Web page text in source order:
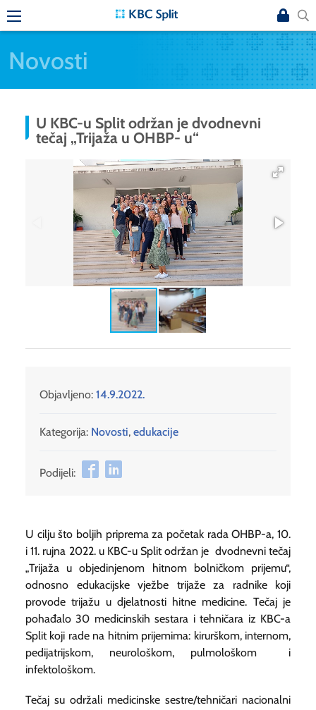
Novosti
U KBC-u Split održan je dvodnevni
tečaj „Trijaža u OHBP- u“
Objavljeno: 14.9.2022.
Kategorija: Novosti, edukacije
Podijeli:
U cilju što boljih priprema za početak rada OHBP-a, 10.
i 11. rujna 2022. u KBC-u Split održan je dvodnevni tečaj
„Trijaža u objedinjenom hitnom bolničkom prijemu“,
odnosno edukacijske vježbe trijaže za radnike koji
provode trijažu u djelatnosti hitne medicine. Tečaj je
pohađalo 30 medicinskih sestara i tehničara iz KBC-a
Split koji rade na hitnim prijemima: kirurškom, internom,
pedijatrijskom, neurološkom, pulmološkom i
infektološkom.
Tečaj su održali medicinske sestre/tehničari nacionalni